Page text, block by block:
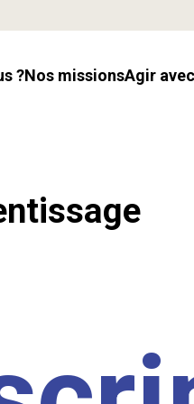
? Nos missions Agir